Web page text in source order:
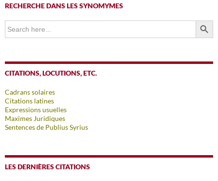
RECHERCHE DANS LES SYNOMYMES
Search
for:
SEARCH
CITATIONS, LOCUTIONS, ETC.
Cadrans solaires
Citations latines
Expressions usuelles
Maximes Juridiques
Sentences de Publius Syrius
LES DERNIÈRES CITATIONS